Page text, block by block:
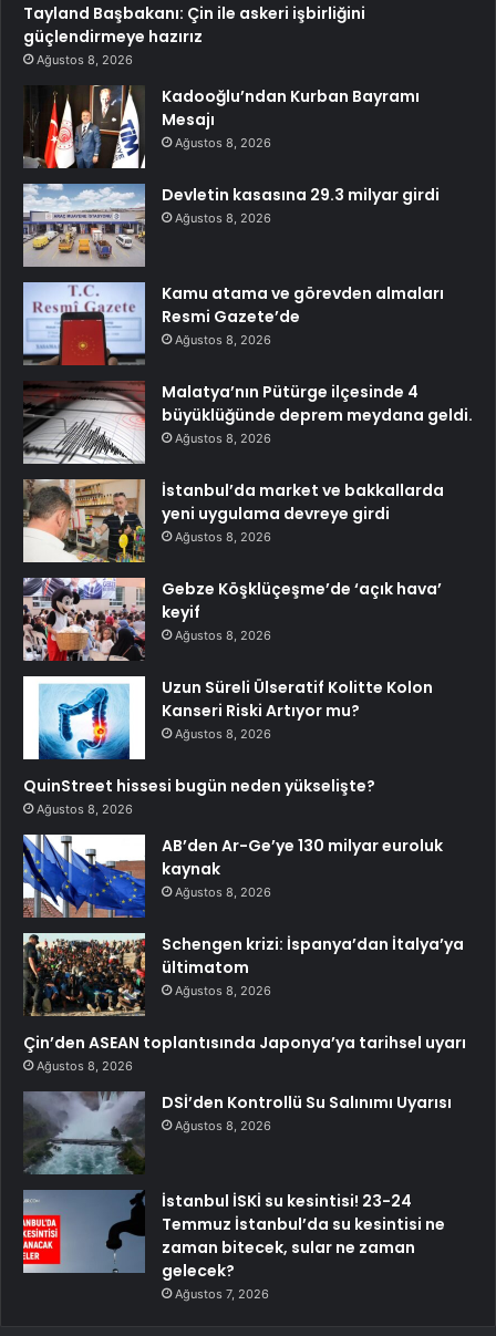
Tayland Başbakanı: Çin ile askeri işbirliğini
güçlendirmeye hazırız
Ağustos 8, 2026
Kadooğlu’ndan Kurban Bayramı
Mesajı
Ağustos 8, 2026
Devletin kasasına 29.3 milyar girdi
Ağustos 8, 2026
Kamu atama ve görevden almaları
Resmi Gazete’de
Ağustos 8, 2026
Malatya’nın Pütürge ilçesinde 4
büyüklüğünde deprem meydana geldi.
Ağustos 8, 2026
İstanbul’da market ve bakkallarda
yeni uygulama devreye girdi
Ağustos 8, 2026
Gebze Köşklüçeşme’de ‘açık hava’
keyif
Ağustos 8, 2026
Uzun Süreli Ülseratif Kolitte Kolon
Kanseri Riski Artıyor mu?
Ağustos 8, 2026
QuinStreet hissesi bugün neden yükselişte?
Ağustos 8, 2026
AB’den Ar-Ge’ye 130 milyar euroluk
kaynak
Ağustos 8, 2026
Schengen krizi: İspanya’dan İtalya’ya
ültimatom
Ağustos 8, 2026
Çin’den ASEAN toplantısında Japonya’ya tarihsel uyarı
Ağustos 8, 2026
DSİ’den Kontrollü Su Salınımı Uyarısı
Ağustos 8, 2026
İstanbul İSKİ su kesintisi! 23-24
Temmuz İstanbul’da su kesintisi ne
zaman bitecek, sular ne zaman
gelecek?
Ağustos 7, 2026